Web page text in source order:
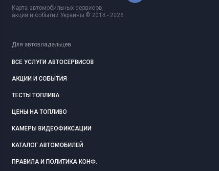
Карта автомобильных сервисов,
акций и событий Украины © 2018 - 2026
Для автовладельцев
ВСЕ УСЛУГИ АВТОСЕРВИСОВ
АКЦИИ И СОБЫТИЯ
ТЕСТЫ ТОПЛИВА
ЦЕНЫ НА ТОПЛИВО
КАМЕРЫ ВИДЕОФИКСАЦИИ
КАТАЛОГ АВТОМОБИЛЕЙ
ПРАВИЛА И ПОЛИТИКА КОНФ.